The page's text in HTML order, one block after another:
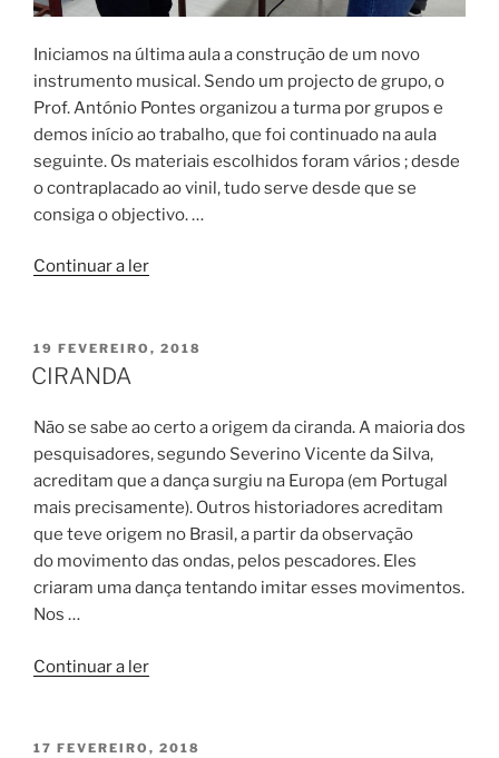
Iniciamos na última aula a construção de um novo
instrumento musical. Sendo um projecto de grupo, o
Prof. António Pontes organizou a turma por grupos e
demos início ao trabalho, que foi continuado na aula
seguinte. Os materiais escolhidos foram vários ; desde
o contraplacado ao vinil, tudo serve desde que se
consiga o objectivo. …
Continuar a ler“Novo
PUBLICADO
EM
19 FEVEREIRO, 2018
CIRANDA
Não se sabe ao certo a origem da ciranda. A maioria dos
pesquisadores, segundo Severino Vicente da Silva,
acreditam que a dança surgiu na Europa (em Portugal
mais precisamente). Outros historiadores acreditam
que teve origem no Brasil, a partir da observação
do movimento das ondas, pelos pescadores. Eles
criaram uma dança tentando imitar esses movimentos.
Nos …
Continuar a ler“CIRANDA”
PUBLICADO
17 FEVEREIRO, 2018